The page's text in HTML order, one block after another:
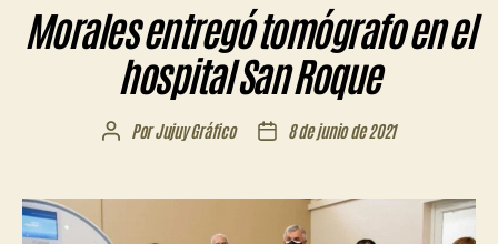
Morales entregó tomógrafo en el
hospital San Roque
Autor
entrada
PorJujuy Gráfico
Fecha
entrada
8 de junio de 2021